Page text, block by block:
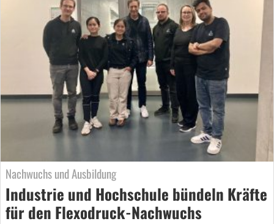
Nachwuchs und Ausbildung
Industrie und Hochschule bündeln Kräfte
für den Flexodruck-Nachwuchs